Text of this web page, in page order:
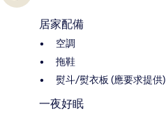
居家配備
空調
拖鞋
熨斗/熨衣板 (應要求提供)
一夜好眠